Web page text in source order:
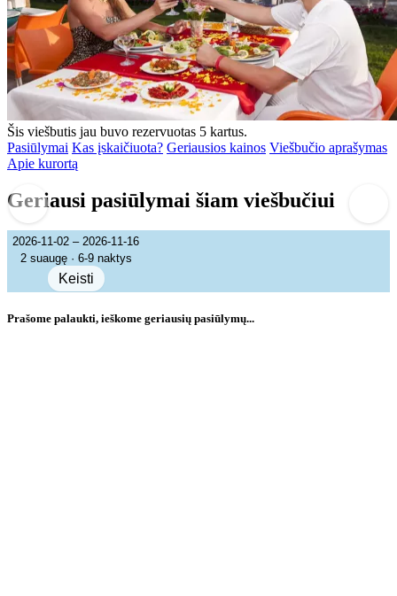
Šis viešbutis jau buvo rezervuotas 5 kartus.
Pasiūlymai Kas įskaičiuota? Geriausios kainos Viešbučio aprašymas
Apie kurortą
Geriausi pasiūlymai šiam viešbučiui
2026-11-02 – 2026-11-16
2 suaugę · 6-9 naktys
Keisti
Prašome palaukti, ieškome geriausių pasiūlymų...